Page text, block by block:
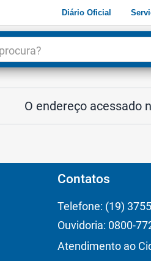
Diário Oficial
O endereço acessado
Contatos
Telefone: (19)
Ouvidoria: 0800-
Atendimento ao